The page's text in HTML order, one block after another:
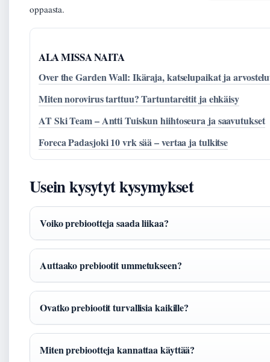
oppaasta.
ALA MISSA NAITA
Over the Garden Wall: Ikäraja, katselupaikat ja
Miten norovirus tarttuu? Tartuntareitit ja ehkäisy
AT Ski Team – Antti Tuiskun hiihtoseura ja saavutukset
Foreca Padasjoki 10 vrk sää – vertaa ja tulkitse
Usein kysytyt kysymykset
Voiko prebiootteja saada liikaa?
Auttaako prebiootit ummetukseen?
Ovatko prebiootit turvallisia kaikille?
Miten prebiootteja kannattaa käyttää?